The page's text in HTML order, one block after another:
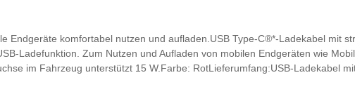
Endgeräte komfortabel nutzen und aufladen.USB Type-C®*-Ladekabel mit
Ladefunktion. Zum Nutzen und Aufladen von mobilen Endgeräten wie
im Fahrzeug unterstützt 15 W.Farbe: RotLieferumfang:USB-Ladekabel
USB Implementers Forum, Inc.geeignet für Audi A4 und Audi A5 ab KW 22/